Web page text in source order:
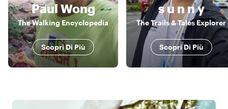
Paul Wong
The Walking Encyclopedia
Scopri Di Più
s u n n y
The Trails & Tales Explorer
Scopri Di Più